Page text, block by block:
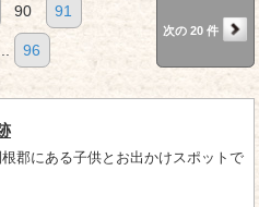
90 91
96
次の 20 件
郡にある子供とお出かけスポットで